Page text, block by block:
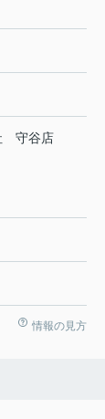
守谷店
情報の見方